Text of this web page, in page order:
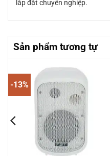
lắp đặt chuyên nghiệp.
Sản phẩm tương tự
-13%